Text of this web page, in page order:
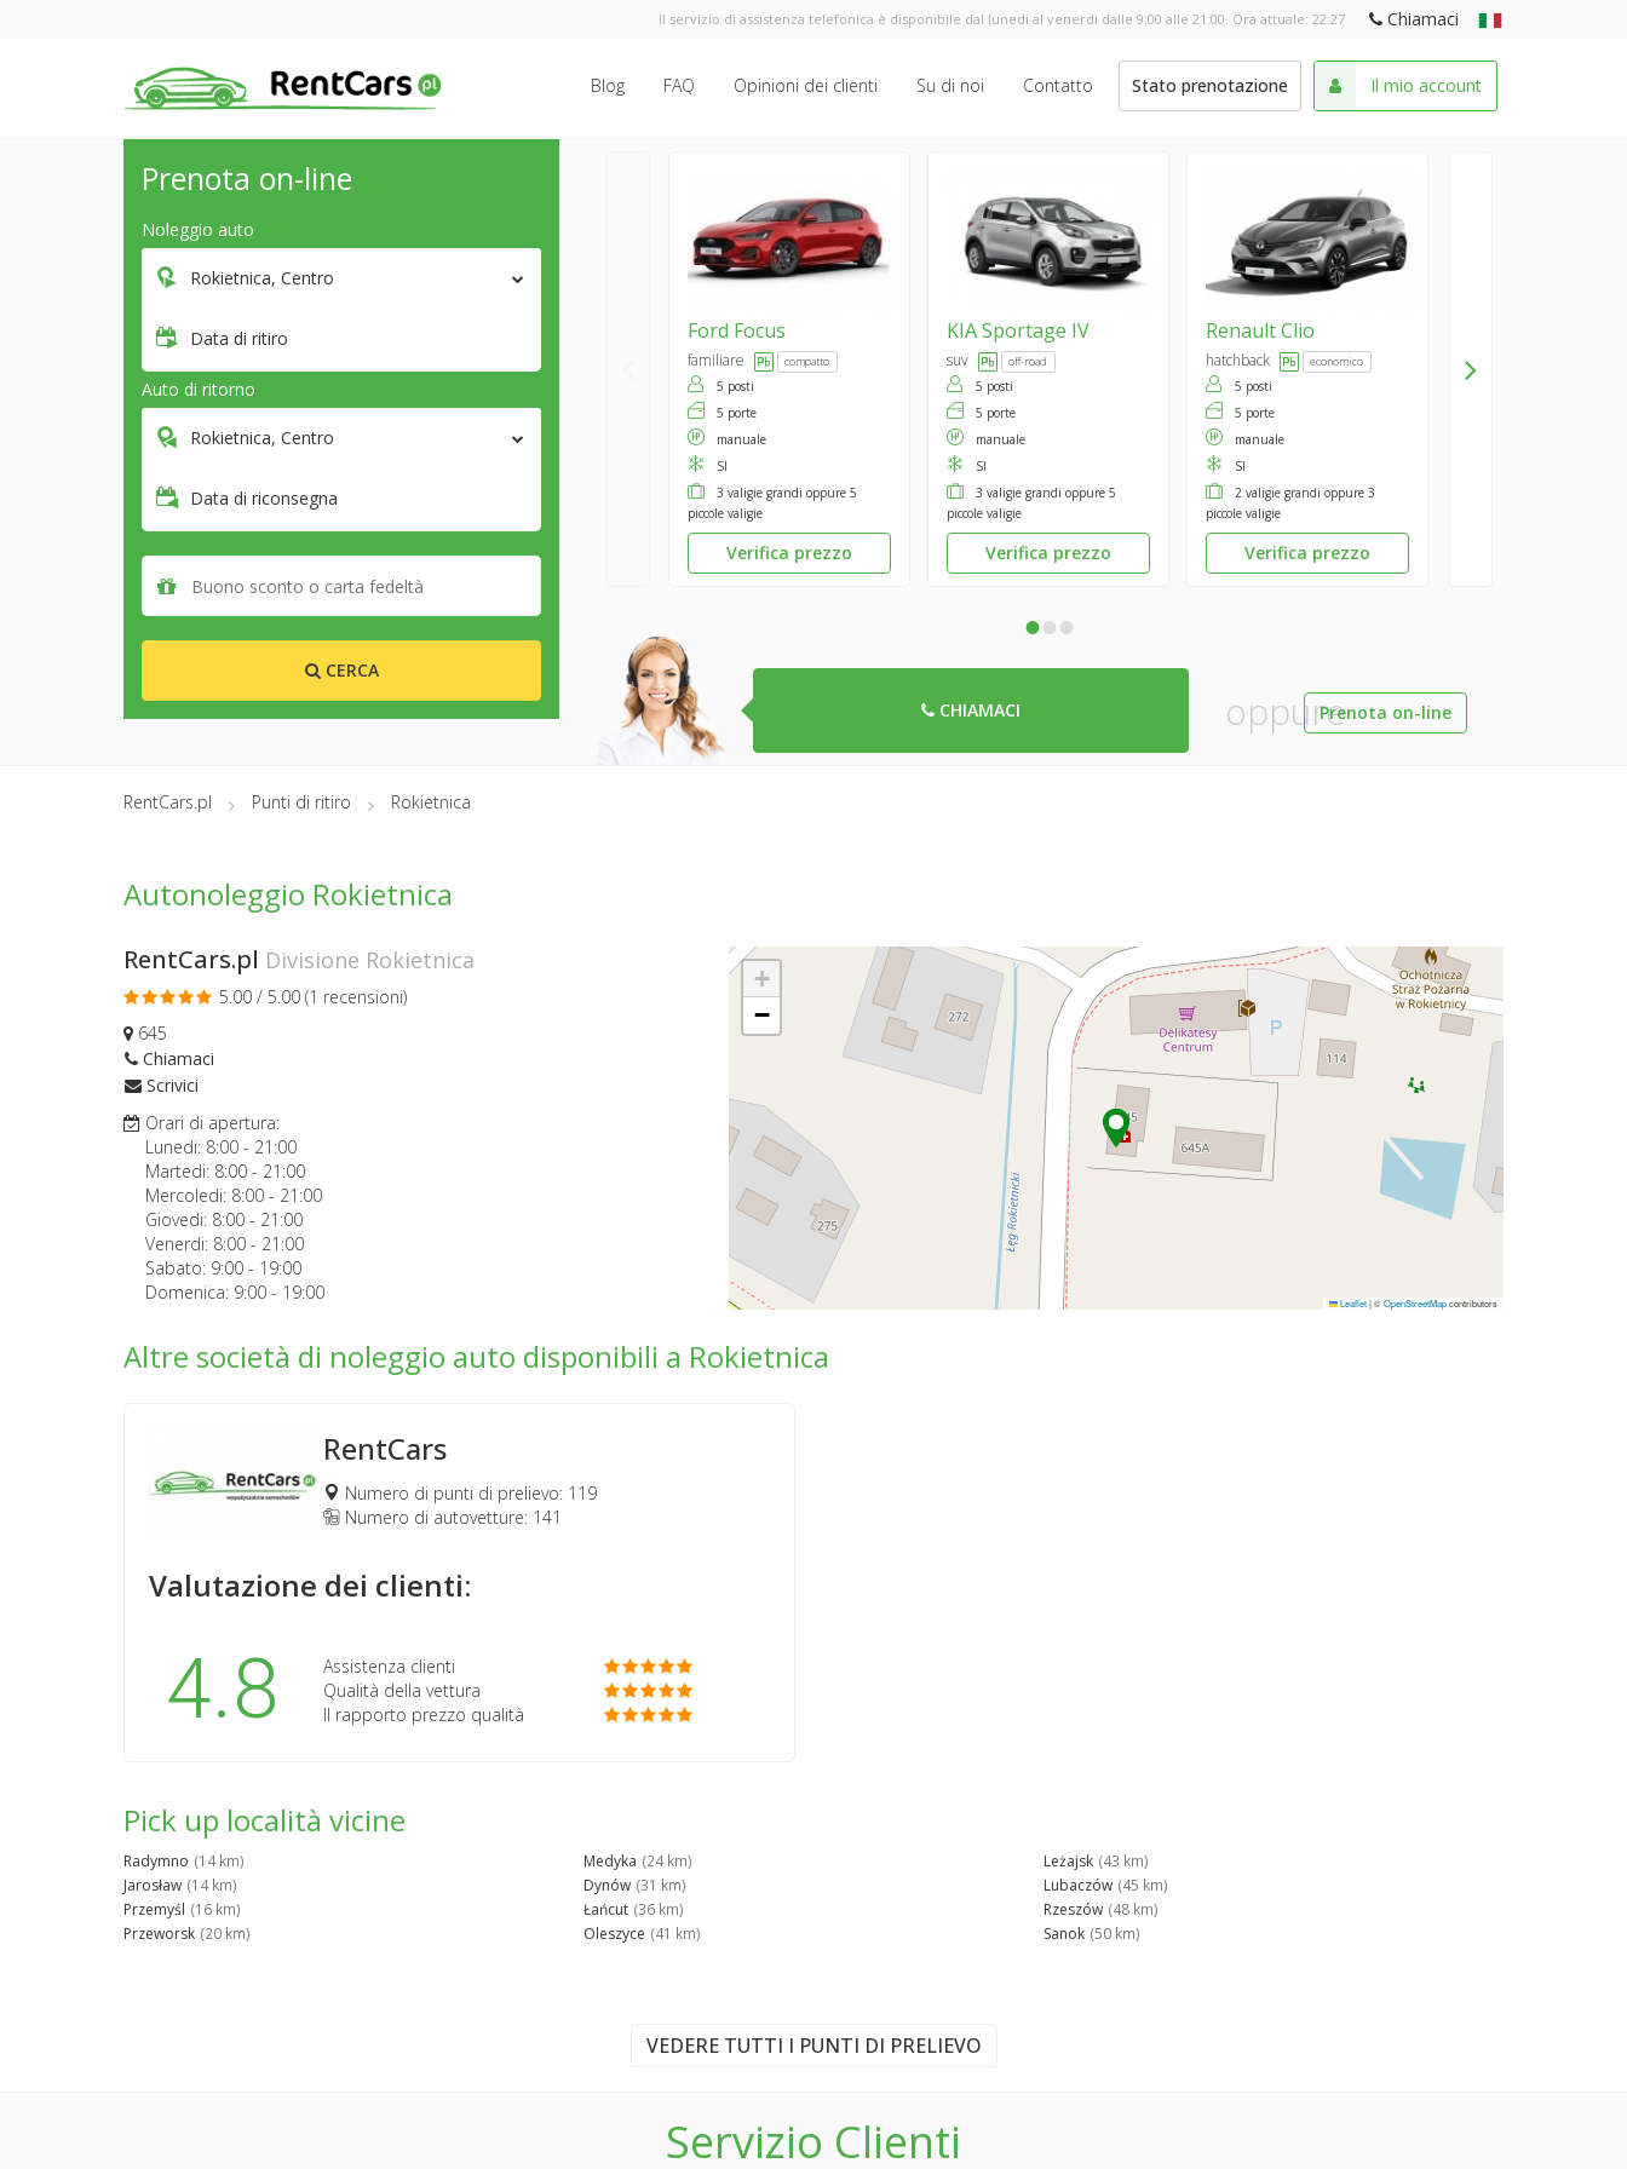
Il servizio di assistenza telefonica è disponibile dal lunedi al venerdi dalle 9:00 alle 21:00. Ora attuale: 22:27 Chiamaci
Blog FAQ Opinioni dei clienti Su di noi Contatto Stato prenotazione Il mio account
Prenota on-line
Noleggio auto
Rokietnica, Centro
Data di ritiro
Auto di ritorno
Rokietnica, Centro
Data di riconsegna
CERCA
Ford Focus
familiare compatto
5 posti
5 porte
manuale
SI
3 valigie grandi oppure 5
piccole valigie
Verifica prezzo
KIASportage IV
suv off-road
5 posti
5 porte
manuale
SI
3 valigie grandi oppure 5
piccole valigie
Verifica prezzo
RenaultClio
hatchback economico
5 posti
5 porte
manuale
SI
2 valigie grandi oppure 3
piccole valigie
Verifica prezzo
•••
CHIAMACI oppurePrenota on-line
RentCars.pl Punti di ritiro Rokietnica
Autonoleggio Rokietnica
RentCars.pl Divisione Rokietnica
5.00 / 5.00 (1 recensioni)
645
Chiamaci
Scrivici
Orari di apertura:
Lunedi: 8:00 - 21:00
Martedi: 8:00 - 21:00
Mercoledi: 8:00 - 21:00
Giovedi: 8:00 - 21:00
Venerdi: 8:00 - 21:00
Sabato: 9:00 - 19:00
Domenica: 9:00 - 19:00
+
−
Leaflet|©OpenStreetMapcontributors
Altre società di noleggio auto disponibili a Rokietnica
RentCars
Numero di punti di prelievo: 119
Numero di autovetture: 141
Valutazione dei clienti:
4.8
Assistenza clienti
Qualità della vettura
Il rapporto prezzo qualità
Pick up località vicine
Radymno (14 km)
Jarosław (14 km)
Przemyśl (16 km)
Przeworsk (20 km)
Medyka (24 km)
Dynów (31 km)
Łańcut (36 km)
Oleszyce (41 km)
Leżajsk (43 km)
Lubaczów (45 km)
Rzeszów (48 km)
Sanok (50 km)
VEDERE TUTTI I PUNTI DI PRELIEVO
Servizio Clienti